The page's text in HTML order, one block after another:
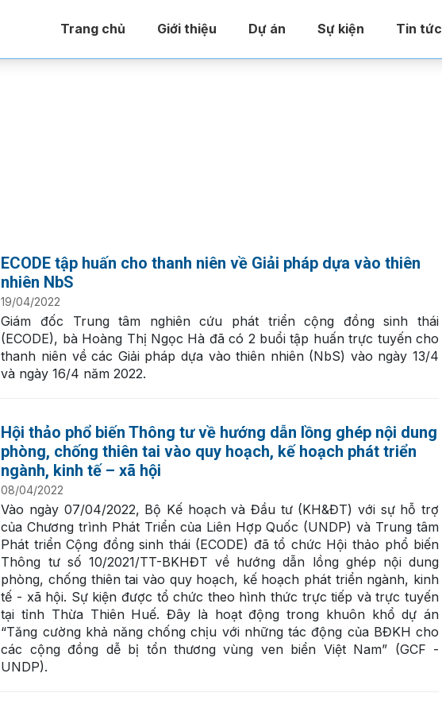
Trang chủ Giới thiệu Dự án Sự kiện Tin tức
ECODE tập huấn cho thanh niên về Giải pháp dựa vào thiên
nhiên NbS
19/04/2022
Giám đốc Trung tâm nghiên cứu phát triển cộng đồng sinh thái
(ECODE), bà Hoàng Thị Ngọc Hà đã có 2 buổi tập huấn trực tuyến cho
thanh niên về các Giải pháp dựa vào thiên nhiên (NbS) vào ngày 13/4
và ngày 16/4 năm 2022.
Hội thảo phổ biến Thông tư về hướng dẫn lồng ghép nội dung
phòng, chống thiên tai vào quy hoạch, kế hoạch phát triển
ngành, kinh tế – xã hội
08/04/2022
Vào ngày 07/04/2022, Bộ Kế hoạch và Đầu tư (KH&ĐT) với sự hỗ trợ
của Chương trình Phát Triển của Liên Hợp Quốc (UNDP) và Trung tâm
Phát triển Cộng đồng sinh thái (ECODE) đã tổ chức Hội thảo phổ biến
Thông tư số 10/2021/TT-BKHĐT về hướng dẫn lồng ghép nội dung
phòng, chống thiên tai vào quy hoạch, kế hoạch phát triển ngành, kinh
tế - xã hội. Sự kiện được tổ chức theo hình thức trực tiếp và trực tuyến
tại tỉnh Thừa Thiên Huế. Đây là hoạt động trong khuôn khổ dự án
“Tăng cường khả năng chống chịu với những tác động của BĐKH cho
các cộng đồng dễ bị tổn thương vùng ven biển Việt Nam” (GCF -
UNDP).